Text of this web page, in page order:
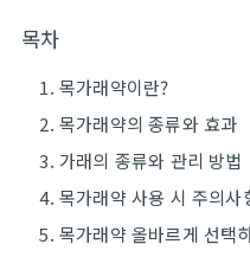
목차
목가래약이란?
목가래약의 종류와 효과
가래의 종류와 관리 방법
목가래약 사용 시 주의사
목가래약 올바르게 선택